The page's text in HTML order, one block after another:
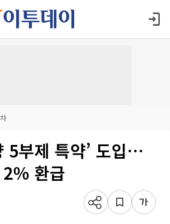
5부제 특약’ 도입⋯
환급